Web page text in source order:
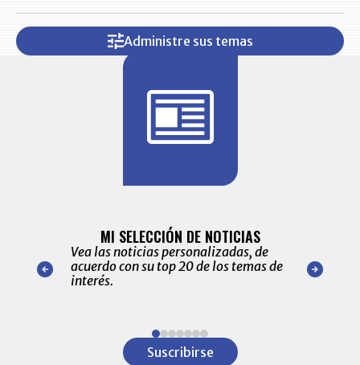
Administre sus temas
nuestro
para
MI SELECCIÓN DE NOTICIAS
Vea las noticias personalizadas, de
acuerdo con su top 20 de los temas de
interés.
de las
Suscribirse